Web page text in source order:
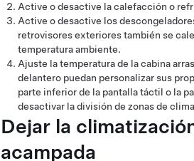
Active o desactive la calefacción o
Active o desactive los
retrovisores exteriores también se
temperatura ambiente.
Ajuste la temperatura de la cabina
delantero puedan personalizar sus
parte inferior de la pantalla táctil o la
desactivar la división de zonas de
Dejar la
acampada